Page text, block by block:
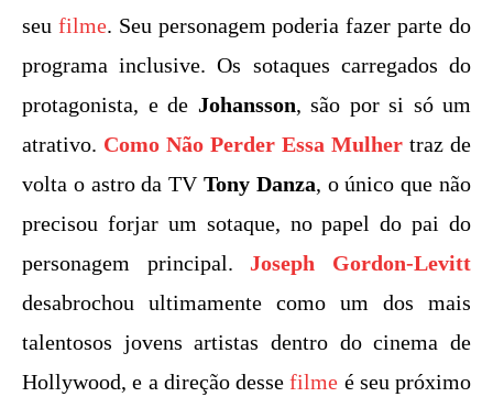
seu filme. Seu personagem poderia fazer parte do
programa inclusive. Os sotaques carregados do
protagonista, e de Johansson, são por si só um
atrativo. Como Não Perder Essa Mulher traz de
volta o astro da TV Tony Danza, o único que não
precisou forjar um sotaque, no papel do pai do
personagem principal. Joseph Gordon-Levitt
desabrochou ultimamente como um dos mais
talentosos jovens artistas dentro do cinema de
Hollywood, e a direção dessefilme é seu próximo